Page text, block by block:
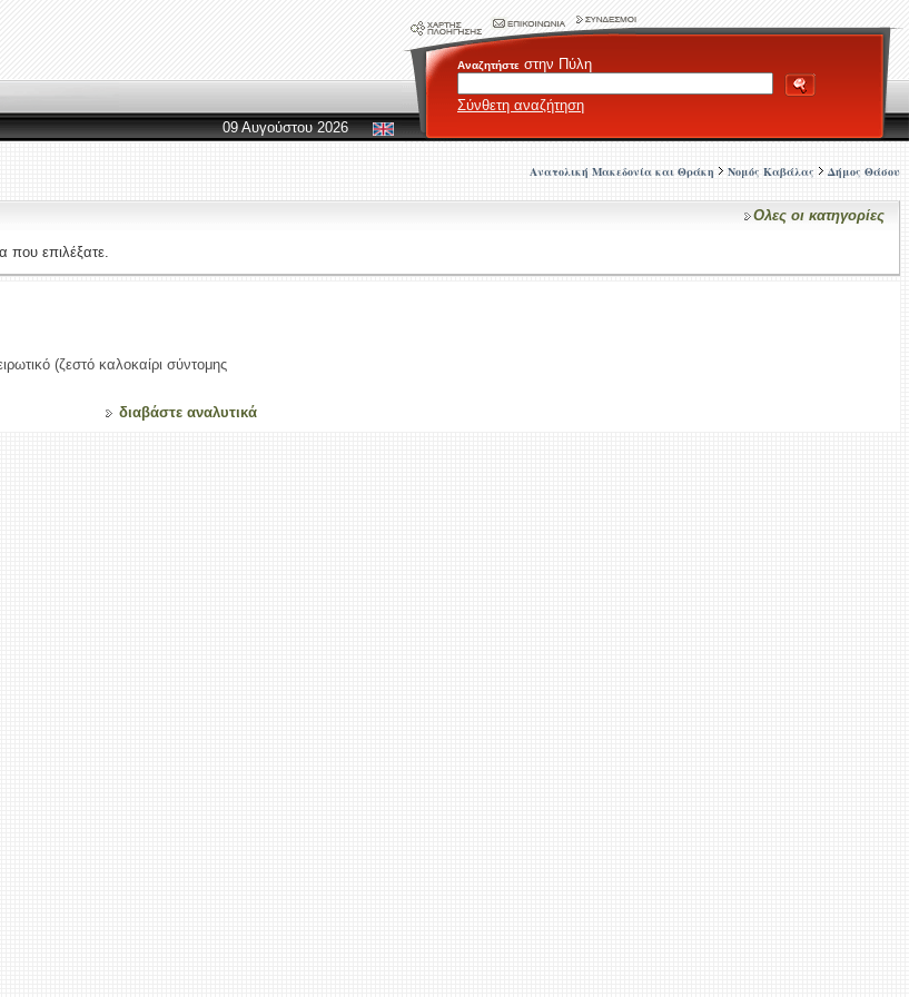
Αναζητήστε στην Πύλη
Σύνθετη αναζήτηση
09 Αυγούστου 2026
Ανατολική Μακεδονία και Θράκη Νομός Καβάλας Δήμος Θάσου
Ολες οι κατηγορίες
που επιλέξατε.
(ζεστό καλοκαίρι σύντομης
διαβάστε αναλυτικά